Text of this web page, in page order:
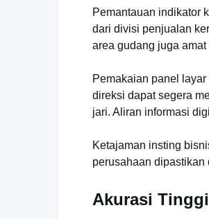
Pemantauan indikator
dari divisi penjualan
area gudang juga
Pemakaian panel
direksi dapat segera
jari. Aliran informasi
Ketajaman insting
perusahaan
Akurasi